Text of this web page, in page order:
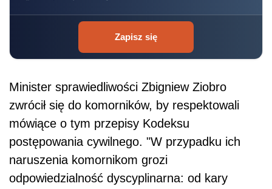
Zapisz się
Minister sprawiedliwości Zbigniew Ziobro
zwrócił się do komorników, by respektowali
mówiące o tym przepisy Kodeksu
postępowania cywilnego. "W przypadku ich
naruszenia komornikom grozi
odpowiedzialność dyscyplinarna: od kary